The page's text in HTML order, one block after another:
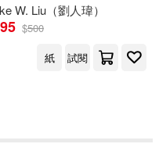
W. Liu（劉人瑋）
$500
紙
試閱